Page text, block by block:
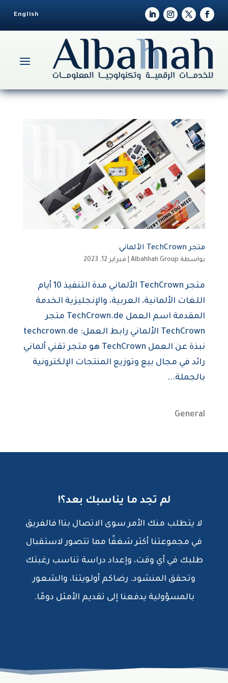
English
متجر TechCrown الألماني
بواسطة Albahhah Group
| فبراير 12, 2023
متجر TechCrown الألماني مدة التنفيذ 10 أيام
اللغات الألمانية، العربية، والإنجليزية الخدمة
المقدمة اسم العمل TechCrown.de متجر
TechCrown الألماني رابط العمل: techcrown.de
نبذة عن العمل TechCrown هو متجر تقني ألماني
رائد في مجال بيع وتوزيع المنتجات الإلكترونية
بالجملة...
General
لم تجد ما يناسبك بعد؟!
لا يتطلب منك الأمر سوى الاتصال بنا! فالفريق
في مجموعتنا أكثر شغفًا مما تتصور لاستقبال
طلبك في أي وقت، وإعداد دراسة تناسب رغبتك
وتحقق المنشود. رضاكم أولويتنا، والشعور
بالمسؤولية يدفعنا إلى تقديم الأمثل دومًا.